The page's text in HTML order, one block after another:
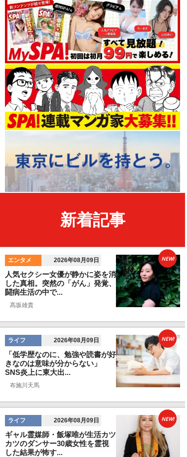
新着記事
エンタメ 2026年08月09日
人気セクシー女優が静かに姿を消
した真相。突然の「がん」発覚、
闘病生活の中で...
髙坂雄貴
NEW!
ライフ 2026年08月09日
「低学歴なのに、勉強や読書が好
きなのは意味が分からない」
SNS炎上に東大出...
布施川天馬
NEW!
ライフ 2026年08月09日
ギャル霊媒師・飯塚唯が生活カツ
カツのダンサー30歳女性を霊視
した結果が怖す...
NEW!